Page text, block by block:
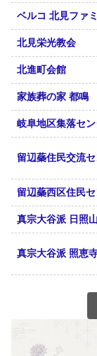
ベルコ 北見ファ
北見栄光教会
北進町会館
家族葬の家 都鳴
岐阜地区集落セ
留辺蘂住民交流
留辺蘂西区住民
真宗大谷派 日照
真宗大谷派 照恵